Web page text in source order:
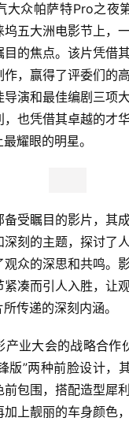
大众帕萨特Pro之夜
五大洲电影节上，
目的焦点。该片凭借
作，赢得了评委们的
演和最佳编剧三项
也凭借其卓越的才
耀眼的明星。
备受瞩目的影片，其
刻的主题，探讨了
观众的深思和共鸣。
凑而引人入胜，让
传递的深刻内涵。
产业大会的战略合作
版”两种前脸设计，
包围，搭配造型犀
上靓丽的车身颜色